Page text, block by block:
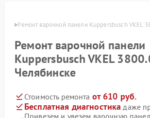
Ремонт варочной панели Kuppersbusch VKEL
Ремонт варочной панели
Kuppersbusch VKEL
Челябинске
Стоимость ремонта от 610 руб.
Бесплатная диагностика даже